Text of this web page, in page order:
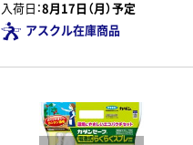
入荷日：8月17日（月）予定
アスクル在庫商品